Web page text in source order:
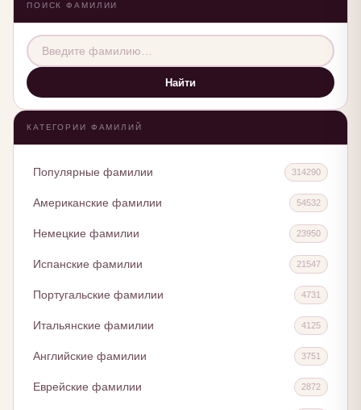
ПОИСК ФАМИЛИИ
Найти
КАТЕГОРИИ ФАМИЛИЙ
Популярные фамилии 314290
Американские фамилии 54532
Немецкие фамилии 23950
Испанские фамилии 21547
Португальские фамилии 4731
Итальянские фамилии 4125
Английские фамилии 3751
Еврейские фамилии 2872